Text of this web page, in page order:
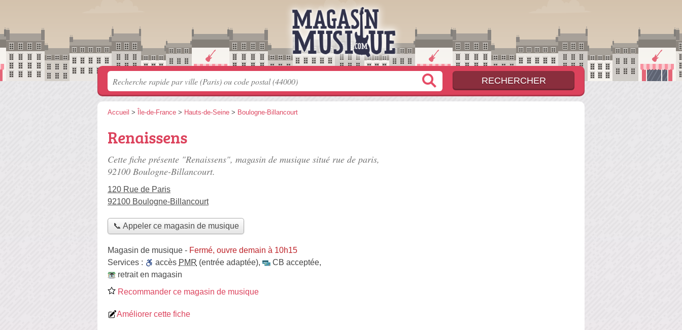
Accueil > Île-de-France > Hauts-de-Seine > Boulogne-Billancourt
Renaissens
Cette fiche présente "Renaissens", magasin de musique situé rue de paris,
92100 Boulogne-Billancourt.
120 Rue de Paris
92100 Boulogne-Billancourt
📞 Appeler ce magasin de musique
Magasin de musique - Fermé, ouvre demain à 10h15
Services :
accès PMR (entrée adaptée), CB acceptée,
retrait en magasin
Recommander ce magasin de musique
Améliorer cette fiche